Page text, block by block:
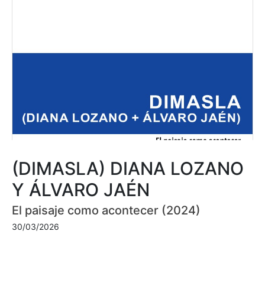
(DIMASLA) DIANA LOZANO
Y ÁLVARO JAÉN
El paisaje como acontecer (2024)
30/03/2026